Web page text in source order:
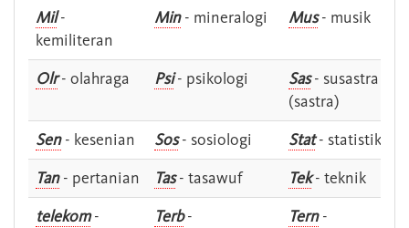
Mil-
kemiliteran
Min- mineralogi Mus- musik
Olr- olahraga Psi- psikologi Sas- susastra -
(sastra)
Sen- kesenian Sos- sosiologi Stat- statistik
Tan- pertanian Tas- tasawuf Tek- teknik
telekom-
Terb-
Tern-